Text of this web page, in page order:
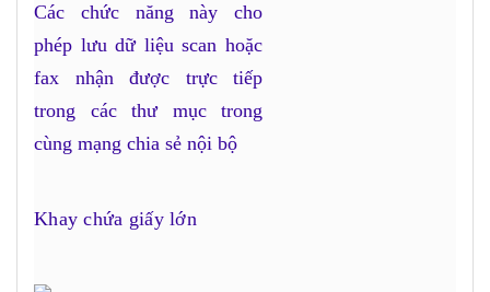
Các chức năng này cho
phép lưu dữ liệu scan hoặc
fax nhận được trực tiếp
trong các thư mục trong
cùng mạng chia sẻ nội bộ
Khay chứa giấy lớn